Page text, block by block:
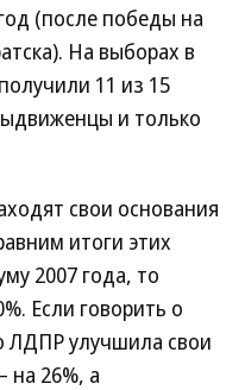
(после победы на
На выборах в
11 из 15
и только
свои основания
итоги этих
2007 года, то
Если говорить о
ЛДПР улучшила свои
26%, а